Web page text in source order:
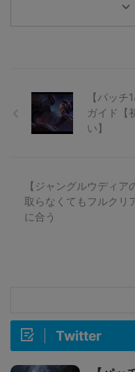
【パッ
ガイド【
い】
【ジャングルウディ
取らなくてもフルクリ
に合う
Twitter